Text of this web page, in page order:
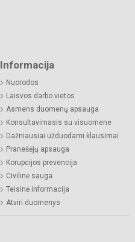
Informacija
Nuorodos
Laisvos darbo vietos
Asmens duomenų apsauga
Konsultavimasis su visuomene
Dažniausiai užduodami klausimai
Pranešėjų apsauga
Korupcijos prevencija
Civilinė sauga
Teisinė informacija
Atviri duomenys